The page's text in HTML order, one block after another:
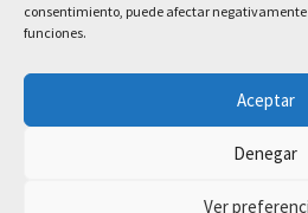
consentimiento, puede afectar
funciones.
Aceptar
Denegar
Ver
Teléfono: 969 300 003
Email Comunicación y Publicidad:
comunicacion@sanclemente.es